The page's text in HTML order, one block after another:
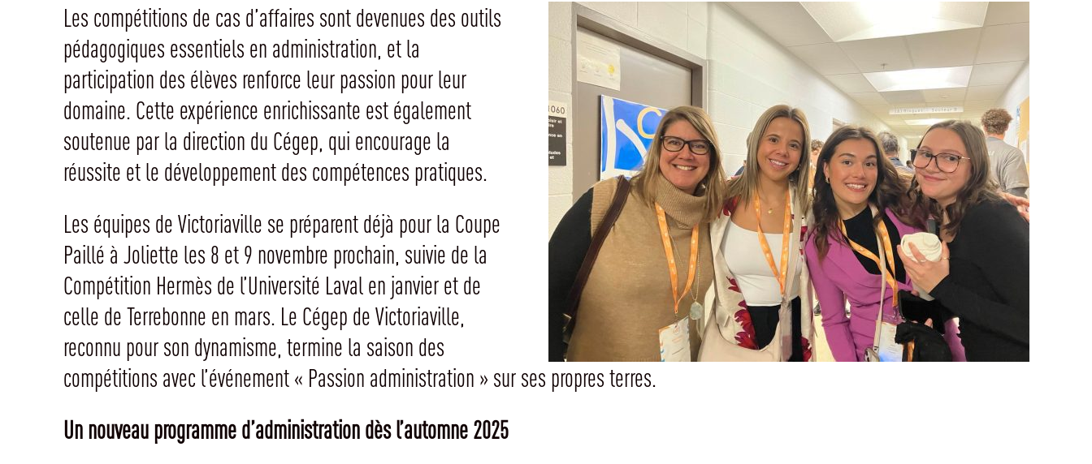
Les compétitions de cas d’affaires sont devenues des outils
pédagogiques essentiels en administration, et la
participation des élèves renforce leur passion pour leur
domaine. Cette expérience enrichissante est également
soutenue par la direction du Cégep, qui encourage la
réussite et le développement des compétences pratiques.
Les équipes de Victoriaville se préparent déjà pour la Coupe
Paillé à Joliette les 8 et 9 novembre prochain, suivie de la
Compétition Hermès de l’Université Laval en janvier et de
celle de Terrebonne en mars. Le Cégep de Victoriaville,
reconnu pour son dynamisme, termine la saison des
compétitions avec l’événement « Passion administration » sur ses propres terres.
Un nouveau programme d’administration dès l’automne 2025